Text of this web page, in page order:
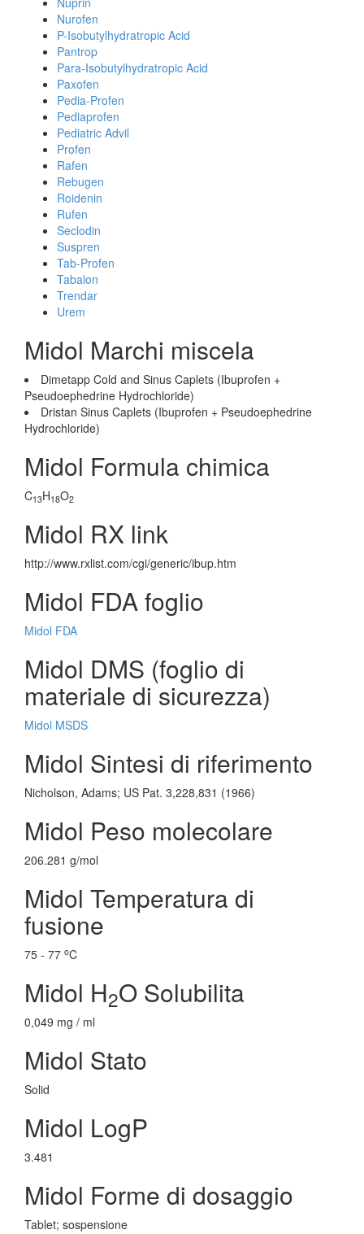
Nurofen
P-Isobutylhydratropic Acid
Pantrop
Para-Isobutylhydratropic Acid
Paxofen
Pedia-Profen
Pediaprofen
Pediatric Advil
Profen
Rafen
Rebugen
Roidenin
Rufen
Seclodin
Suspren
Tab-Profen
Tabalon
Trendar
Urem
Midol Marchi miscela
Dimetapp Cold and Sinus Caplets (Ibuprofen +
Pseudoephedrine Hydrochloride)
Dristan Sinus Caplets (Ibuprofen + Pseudoephedrine
Hydrochloride)
Midol Formula chimica
C13H18O2
Midol RX link
http://www.rxlist.com/cgi/generic/ibup.htm
Midol FDA foglio
Midol FDA
Midol DMS (foglio di
materiale di sicurezza)
Midol MSDS
Midol Sintesi di riferimento
Nicholson, Adams; US Pat. 3,228,831 (1966)
Midol Peso molecolare
206.281 g/mol
Midol Temperatura di
fusione
75 - 77 oC
Midol H2O Solubilita
0,049 mg / ml
Midol Stato
Solid
Midol LogP
3.481
Midol Forme di dosaggio
Tablet; sospensione